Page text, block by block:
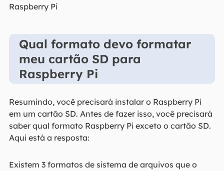
Raspberry Pi
Qual formato devo formatar
meu cartão SD para
Raspberry Pi
Resumindo, você precisará instalar o Raspberry Pi
em um cartão SD. Antes de fazer isso, você precisará
saber qual formato Raspberry Pi exceto o cartão SD.
Aqui está a resposta:
Existem 3 formatos de sistema de arquivos que o